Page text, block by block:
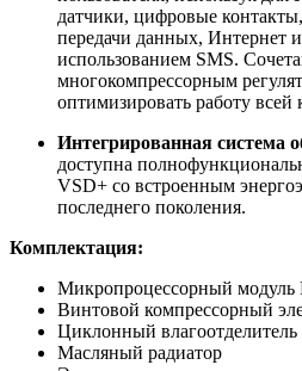
датчики, цифровые
передачи данных, Интернет
использованием SMS.
многокомпрессорным
оптимизировать работу всей
Интегрированная система
доступна
VSD+ со встроенным
последнего поколения.
Комплектация:
Микропроцессорный модуль
Винтовой компрессорный
Циклонный влагоотделитель
Масляный радиатор